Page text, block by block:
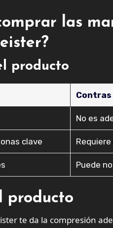
las
producto
Contras
No es
clave
Puede
producto
te da la compresión